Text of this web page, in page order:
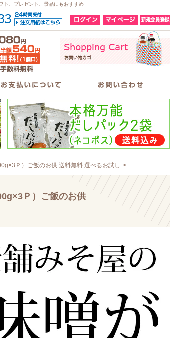
ト、プレゼント、景品にもおすすめ
Ｐ）ご飯のお供 送料無料 選べるお試し >
Ｐ）ご飯のお供